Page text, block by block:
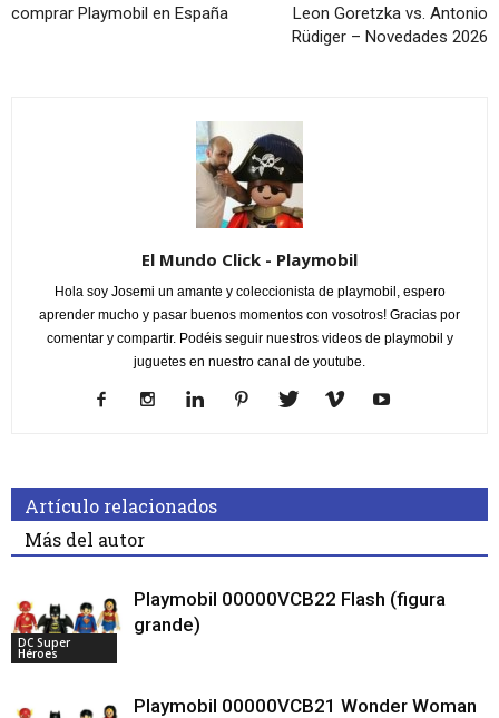
comprar Playmobil en España
Leon Goretzka vs. Antonio
Rüdiger – Novedades 2026
El Mundo Click - Playmobil
Hola soy Josemi un amante y coleccionista de playmobil, espero
aprender mucho y pasar buenos momentos con vosotros! Gracias por
comentar y compartir. Podéis seguir nuestros videos de playmobil y
juguetes en nuestro canal de youtube.
Artículo relacionados
Más del autor
DC Super
Héroes
Playmobil 00000VCB22 Flash (figura
grande)
Playmobil 00000VCB21 Wonder Woman